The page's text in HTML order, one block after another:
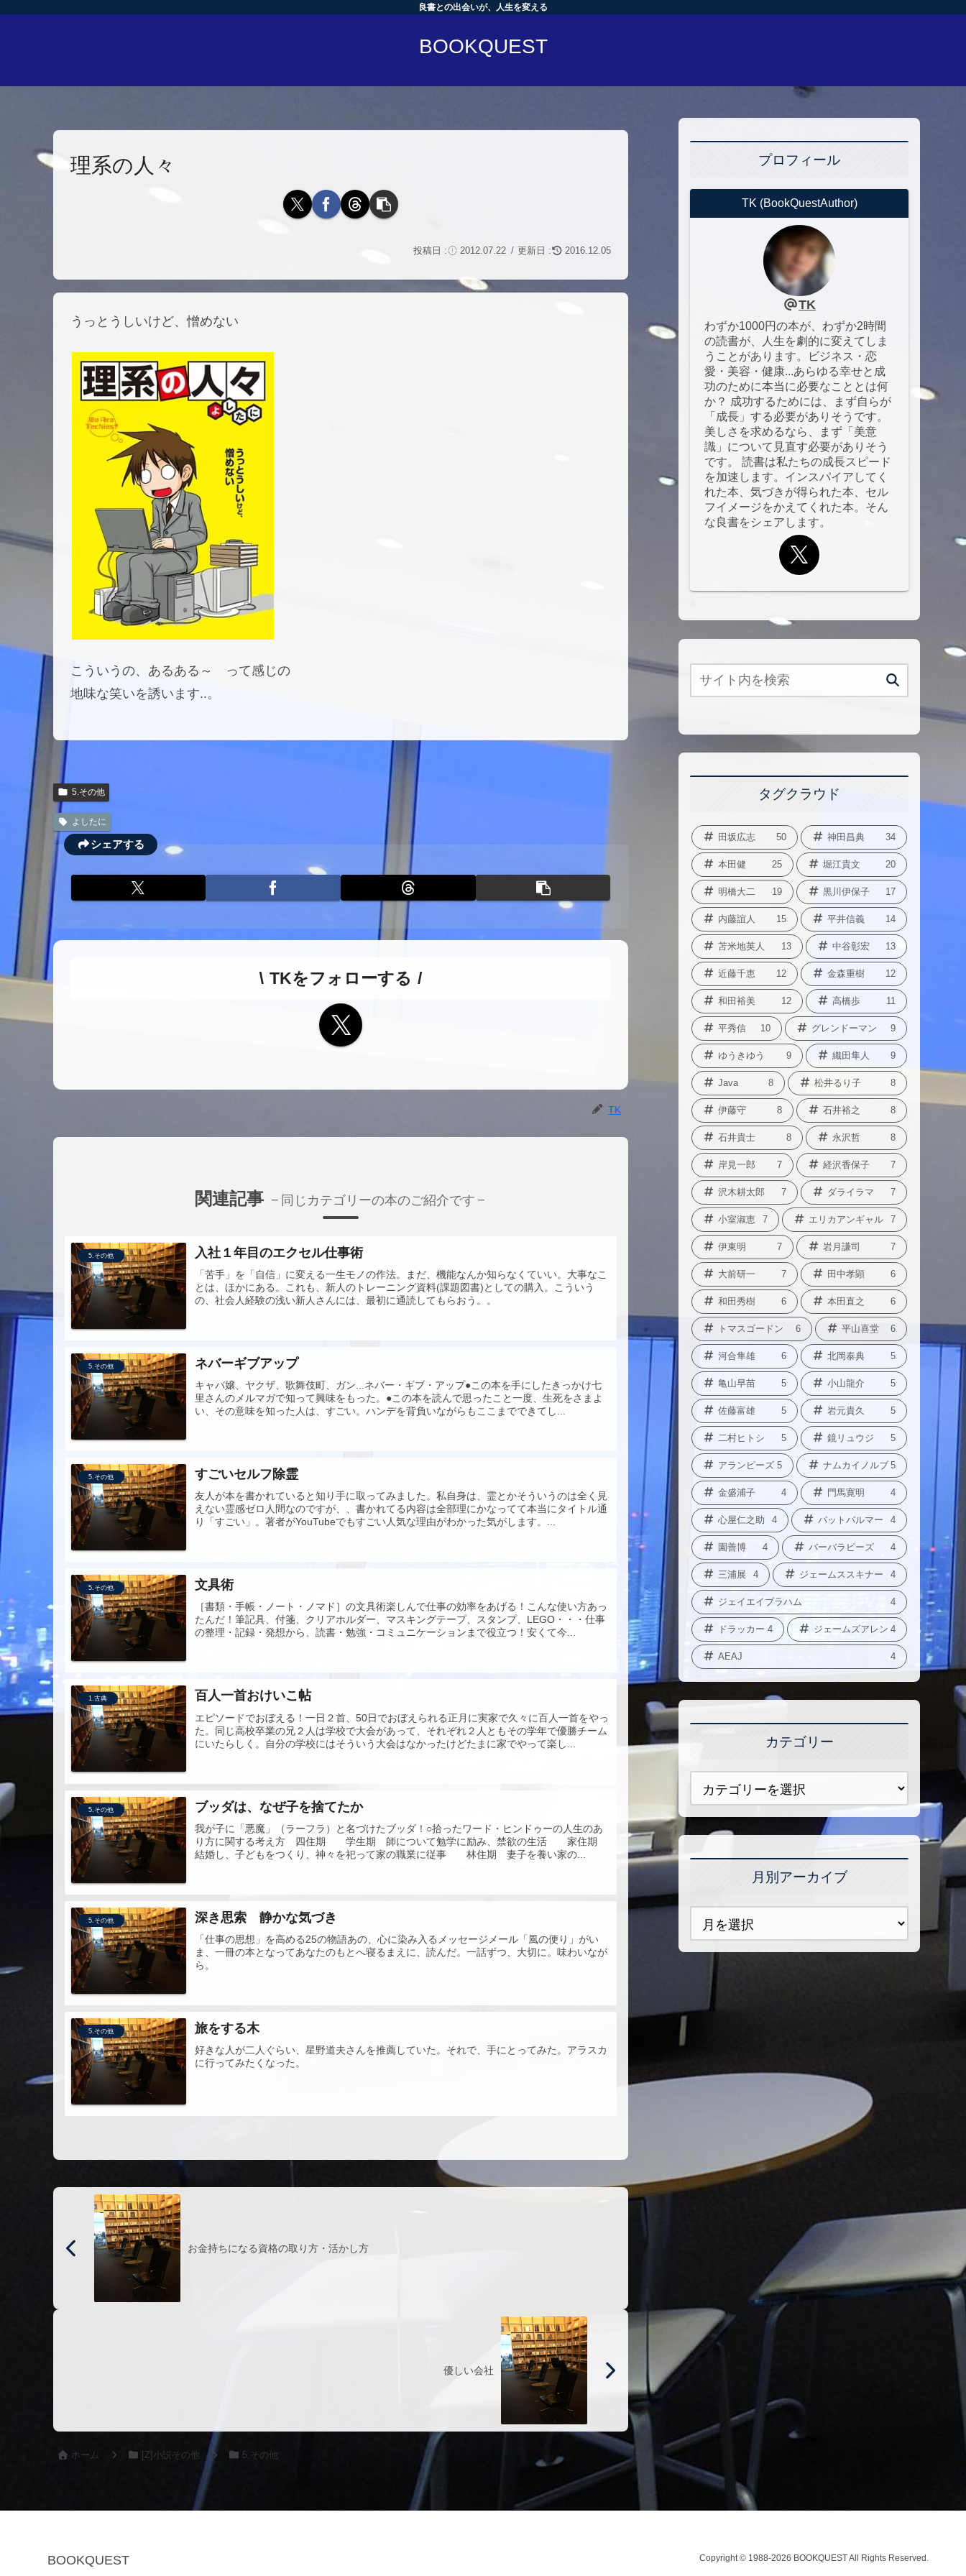
良書との出会いが、人生を変える
BOOKQUEST
理系の人々
2012.07.22 2016.12.05
うっとうしいけど、憎めない
こういうの、あるある～ って感じの
地味な笑いを誘います..。
5.その他
よしたに
シェアする
TKをフォローする
TK
関連記事 同じカテゴリーの本のご紹介です
5.その他 入社１年目のエクセル仕事術
「苦手」を「自信」に変える一生モノの作法。まだ、機能なんか知らなくていい。大事なこ
とは、ほかにある。これも、新人のトレーニング資料(課題図書)としての購入。こういう
の、社会人経験の浅い新人さんには、最初に通読してもらおう。。
5.その他 ネバーギブアップ
キャバ嬢、ヤクザ、歌舞伎町、ガン...ネバー・ギブ・アップ●この本を手にしたきっかけ七
里さんのメルマガで知って興味をもった。●この本を読んで思ったこと一度、生死をさまよ
い、その意味を知った人は、すごい。ハンデを背負いながらもここまでできてし...
5.その他 すごいセルフ除霊
友人が本を書かれていると知り手に取ってみました。私自身は、霊とかそういうのは全く見
えない霊感ゼロ人間なのですが、、書かれてる内容は全部理にかなってて本当にタイトル通
り「すごい」。著者がYouTubeでもすごい人気な理由がわかった気がします。...
5.その他 文具術
［書類・手帳・ノート・ノマド］の文具術楽しんで仕事の効率をあげる！こんな使い方あっ
たんだ！筆記具、付箋、クリアホルダー、マスキングテープ、スタンプ、LEGO・・・仕事
の整理・記録・発想から、読書・勉強・コミュニケーションまで役立つ！安くて今...
1.古典 百人一首おけいこ帖
エピソードでおぼえる！一日２首、50日でおぼえられる正月に実家で久々に百人一首をやっ
た。同じ高校卒業の兄２人は学校で大会があって、それぞれ２人ともその学年で優勝チーム
にいたらしく。自分の学校にはそういう大会はなかったけどたまに家でやって楽し...
5.その他 ブッダは、なぜ子を捨てたか
我が子に「悪魔」（ラーフラ）と名づけたブッダ！○拾ったワード・ヒンドゥーの人生のあ
り方に関する考え方 四住期 学生期 師について勉学に励み、禁欲の生活 家住期
結婚し、子どもをつくり、神々を祀って家の職業に従事 林住期 妻子を養い家の...
5.その他 深き思索 静かな気づき
「仕事の思想」を高める25の物語あの、心に染み入るメッセージメール「風の便り」がい
ま、一冊の本となってあなたのもとへ寝るまえに、読んだ。一話ずつ、大切に。味わいなが
ら。
5.その他 旅をする木
好きな人が二人ぐらい、星野道夫さんを推薦していた。それで、手にとってみた。アラスカ
に行ってみたくなった。
お金持ちになる資格の取り方・活かし方
優しい会社
ホーム [Z]小説その他 5.その他
プロフィール
TK (BookQuestAuthor)
TK
わずか1000円の本が、わずか2時間
の読書が、人生を劇的に変えてしま
うことがあります。ビジネス・恋
愛・美容・健康...あらゆる幸せと成
功のために本当に必要なこととは何
か？ 成功するためには、まず自らが
「成長」する必要がありそうです。
美しさを求めるなら、まず「美意
識」について見直す必要がありそう
です。 読書は私たちの成長スピード
を加速します。インスパイアしてく
れた本、気づきが得られた本、セル
フイメージをかえてくれた本。そん
な良書をシェアします。
タグクラウド
田坂広志 50 神田昌典 34
本田健 25 堀江貴文 20
明橋大二 19 黒川伊保子 17
内藤誼人 15 平井信義 14
苫米地英人 13 中谷彰宏 13
近藤千恵 12 金森重樹 12
和田裕美 12 高橋歩 11
平秀信 10 グレンドーマン 9
ゆうきゆう 9 織田隼人 9
Java 8 松井るり子 8
伊藤守 8 石井裕之 8
石井貴士 8 永沢哲 8
岸見一郎 7 経沢香保子 7
沢木耕太郎 7 ダライラマ 7
小室淑恵 7 エリカアンギャル 7
伊東明 7 岩月謙司 7
大前研一 7 田中孝顕 6
和田秀樹 6 本田直之 6
トマスゴードン 6 平山喜堂 6
河合隼雄 6 北岡泰典 5
亀山早苗 5 小山龍介 5
佐藤富雄 5 岩元貴久 5
二村ヒトシ 5 鏡リュウジ 5
アランピーズ 5 ナムカイノルブ 5
金盛浦子 4 門馬寛明 4
心屋仁之助 4 パットパルマー 4
園善博 4 バーバラピーズ 4
三浦展 4 ジェームススキナー 4
ジェイエイブラハム 4
ドラッカー 4 ジェームズアレン 4
AEAJ 4
カテゴリー
月別アーカイブ
BOOKQUEST Copyright © 1988-2026 BOOKQUEST All Rights Reserved.